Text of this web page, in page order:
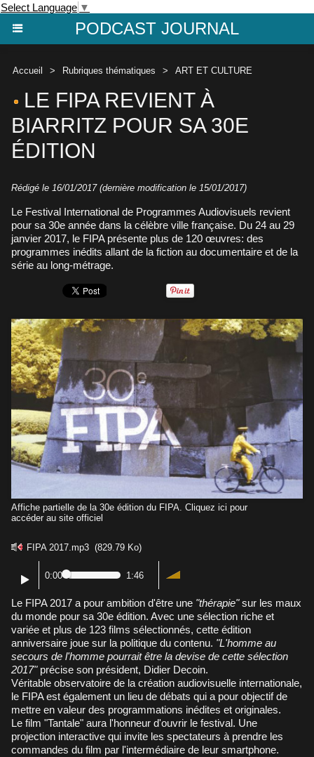
Select Language ▼
PODCAST JOURNAL
Accueil > Rubriques thématiques > ART ET CULTURE
LE FIPA REVIENT À
BIARRITZ POUR SA 30E
ÉDITION
Rédigé le 16/01/2017 (dernière modification le 15/01/2017)
Le Festival International de Programmes Audiovisuels revient
pour sa 30e année dans la célèbre ville française. Du 24 au 29
janvier 2017, le FIPA présente plus de 120 œuvres: des
programmes inédits allant de la fiction au documentaire et de la
série au long-métrage.
Affiche partielle de la 30e édition du FIPA. Cliquez ici pour
accéder au site officiel
FIPA 2017.mp3 (829.79 Ko)
0:00 1:46
Le FIPA 2017 a pour ambition d'être une "thérapie"sur les maux
du monde pour sa 30e édition. Avec une sélection riche et
variée et plus de 123 films sélectionnés, cette édition
anniversaire joue sur la politique du contenu. "L'homme au
secours de l'homme pourrait être la devise de cette sélection
2017"précise son président, Didier Decoin.
Véritable observatoire de la création audiovisuelle internationale,
le FIPA est également un lieu de débats qui a pour objectif de
mettre en valeur des programmations inédites et originales.
Le film "Tantale" aura l'honneur d'ouvrir le festival. Une
projection interactive qui invite les spectateurs à prendre les
commandes du film par l'intermédiaire de leur smartphone.